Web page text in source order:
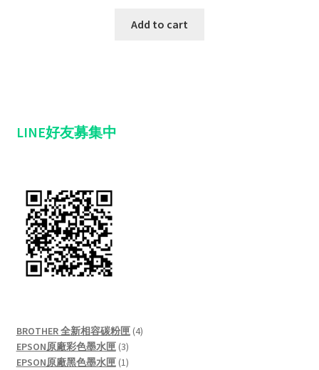
Add to cart
LINE好友募集中
BROTHER 全新相容碳粉匣 44
EPSON原廠彩色墨水匣 33
products
EPSON原廠黑色墨水匣 11